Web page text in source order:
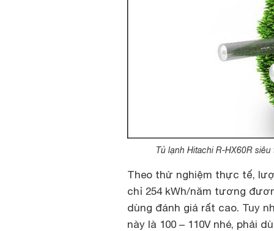
Tủ lạnh Hitachi R-HX60R
Theo thử nghiệm thực tế,
chỉ 254 kWh/năm tương
dùng đánh giá rất cao. Tuy
này là 100 – 110V nhé, phải